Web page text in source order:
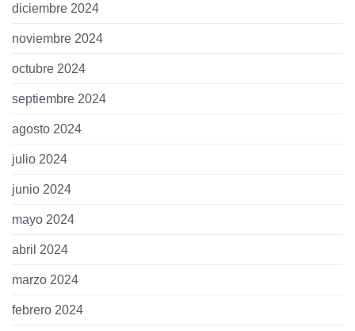
diciembre 2024
noviembre 2024
octubre 2024
septiembre 2024
agosto 2024
julio 2024
junio 2024
mayo 2024
abril 2024
marzo 2024
febrero 2024